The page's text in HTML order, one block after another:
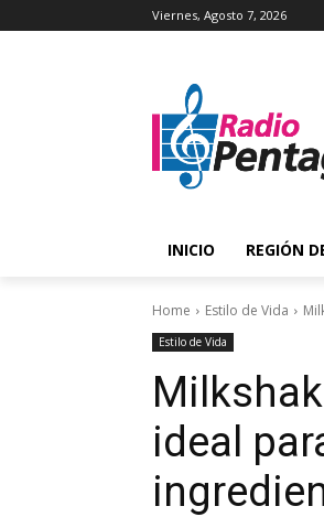
Viernes, Agosto 7, 2026
INICIO REGIÓN
Home Estilo de Vida
Estilo de Vida
ideal